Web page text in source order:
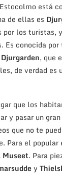
está
de ellas es
por los turistas,
Es conocida
, que
de verdad es
que los
y pasar un
que no te
Para el popular
Museet. Para
y